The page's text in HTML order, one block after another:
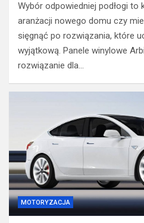
Wybór odpowiedniej podłogi to
aranżacji nowego domu czy
sięgnąć po rozwiązania, które
wyjątkową. Panele winylowe
rozwiązanie dla…
MOTORYZACJA